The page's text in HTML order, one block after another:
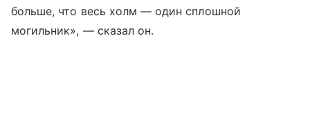
больше, что весь холм — один сплошной
могильник», — сказал он.